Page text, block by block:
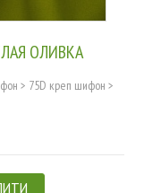
ОЛИВКА
> 75D креп шифон >